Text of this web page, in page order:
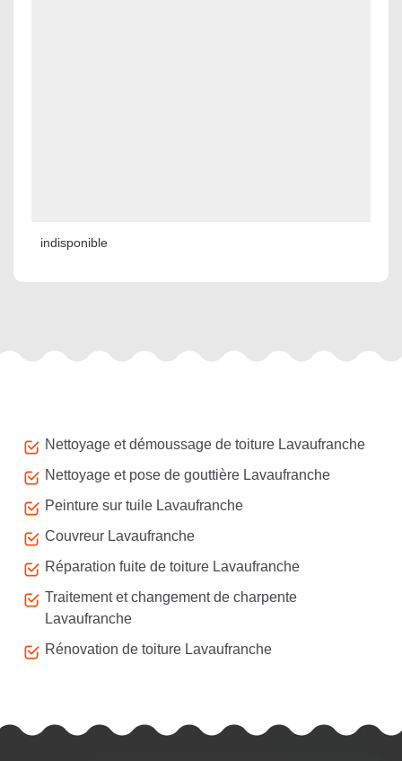
indisponible
Nettoyage et démoussage de toiture Lavaufranche
Nettoyage et pose de gouttière Lavaufranche
Peinture sur tuile Lavaufranche
Couvreur Lavaufranche
Réparation fuite de toiture Lavaufranche
Traitement et changement de charpente
Lavaufranche
Rénovation de toiture Lavaufranche